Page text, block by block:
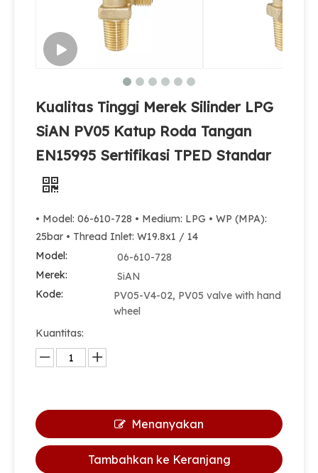
Katup LPG Bantuan Keselamatan Paduan Tembaga
Kualitas Tinggi Merek Silinder LPG
SiAN PV05 Katup Roda Tangan
EN15995 Sertifikasi TPED Standar
• Model: 06-610-728 • Medium: LPG • WP (MPA):
25bar • Thread Inlet: W19.8x1 / 14
Model:
06-610-728
Merek:
SiAN
Kode:
PV05-V4-02, PV05 valve with hand
wheel
Kuantitas:
Menanyakan
Tambahkan ke Keranjang